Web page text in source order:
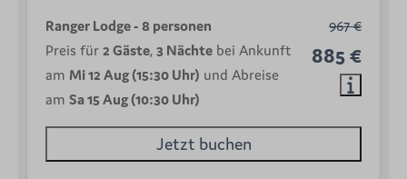
967 €
885 €
Ranger Lodge - 8 personen
Preis für 2 Gäste, 3 Nächte bei Ankunft
am Mi 12 Aug (15:30 Uhr) und Abreise
am Sa 15 Aug (10:30 Uhr)
Jetzt buchen